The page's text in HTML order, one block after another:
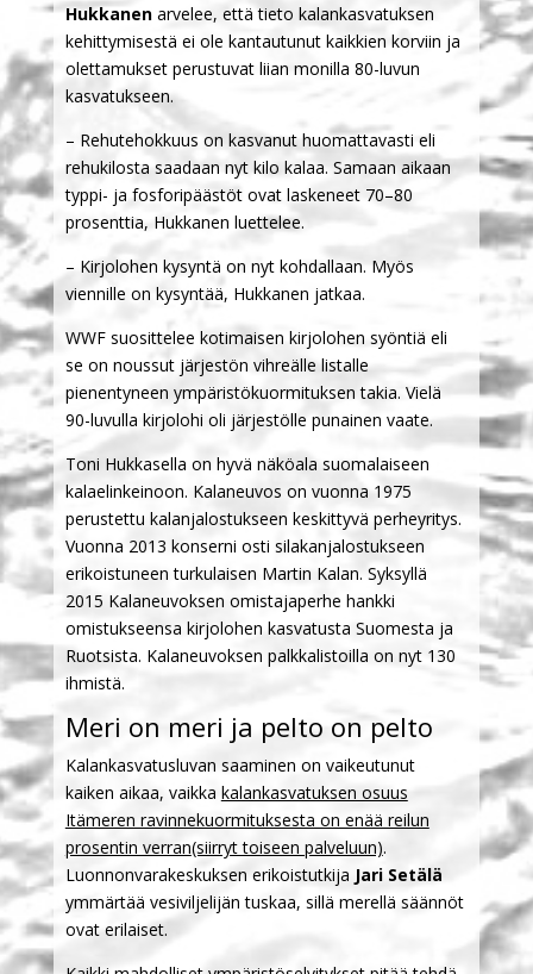
Hukkanenarvelee, että tieto kalankasvatuksen
kehittymisestä ei ole kantautunut kaikkien korviin ja
olettamukset perustuvat liian monilla 80-luvun
kasvatukseen.
– Rehutehokkuus on kasvanut huomattavasti eli
rehukilosta saadaan nyt kilo kalaa. Samaan aikaan
typpi- ja fosforipäästöt ovat laskeneet 70–80
prosenttia, Hukkanen luettelee.
– Kirjolohen kysyntä on nyt kohdallaan. Myös
viennille on kysyntää, Hukkanen jatkaa.
WWF suosittelee kotimaisen kirjolohen syöntiä eli
se on noussut järjestön vihreälle listalle
pienentyneen ympäristökuormituksen takia. Vielä
90-luvulla kirjolohi oli järjestölle punainen vaate.
Toni Hukkasella on hyvä näköala suomalaiseen
kalaelinkeinoon. Kalaneuvos on vuonna 1975
perustettu kalanjalostukseen keskittyvä perheyritys.
Vuonna 2013 konserni osti silakanjalostukseen
erikoistuneen turkulaisen Martin Kalan. Syksyllä
2015 Kalaneuvoksen omistajaperhe hankki
omistukseensa kirjolohen kasvatusta Suomesta ja
Ruotsista. Kalaneuvoksen palkkalistoilla on nyt 130
ihmistä.
Meri on meri ja pelto on pelto
Kalankasvatusluvan saaminen on vaikeutunut
kaiken aikaa, vaikka kalankasvatuksen osuus
Itämeren ravinnekuormituksesta on enää reilun
prosentin verran(siirryt toiseen palveluun).
Luonnonvarakeskuksen erikoistutkija Jari Setälä
ymmärtää vesiviljelijän tuskaa, sillä merellä säännöt
ovat erilaiset.